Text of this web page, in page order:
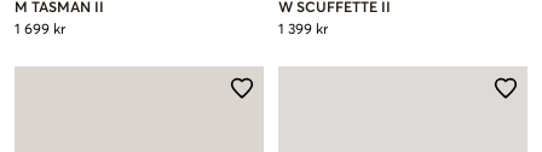
M TASMAN II
1 699 kr
W SCUFFETTE II
1 399 kr